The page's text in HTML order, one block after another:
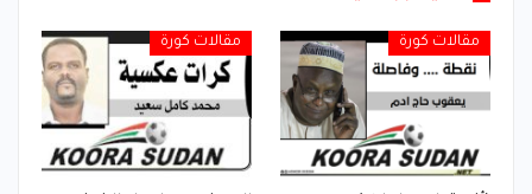
مقالات كورة مقالات كورة